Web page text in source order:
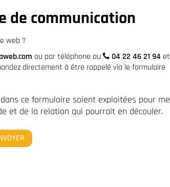
de communication
web ?
ou par téléphone au 04 22 46 21 94 et
directement à être rappelé via le formulaire
ce formulaire soient exploitées pour me
et de la relation qui pourrait en découler.